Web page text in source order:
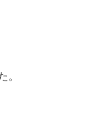
。